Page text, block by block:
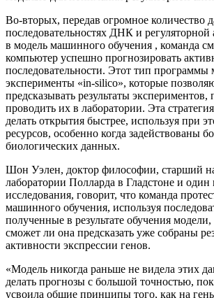
Во-вторых, передав огромное количество
последовательностях ДНК и регуляторной
в модель машинного обучения , команда
компьютер успешно прогнозировать
последовательности. Этот тип программы
эксперименты «in-silico», которые
предсказывать результаты экспериментов,
проводить их в лаборатории. Эта
делать открытия быстрее, используя при
ресурсов, особенно когда задействованы
биологических данных.
Шон Уэлен, доктор философии, старший
лаборатории Полларда в Гладстоне и один
исследования, говорит, что команда
машинного обучения, используя
полученные в результате обучения
сможет ли она предсказать уже собраны
активности экспрессии генов.
«Модель никогда раньше не видела этих
делать прогнозы с большой точностью,
усвоила общие принципы того, как на